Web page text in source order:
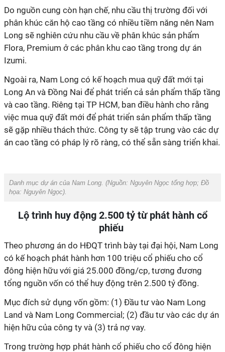
Do nguồn cung còn hạn chế, nhu cầu thị trường đối với
phân khúc căn hộ cao tầng có nhiều tiềm năng nên Nam
Long sẽ nghiên cứu nhu cầu về phân khúc sản phẩm
Flora, Premium ở các phân khu cao tầng trong dự án
Izumi.
Ngoài ra, Nam Long có kế hoạch mua quỹ đất mới tại
Long An và Đồng Nai để phát triển cả sản phẩm thấp tầng
và cao tầng. Riêng tại TP HCM, ban điều hành cho rằng
việc mua quỹ đất mới để phát triển sản phẩm thấp tầng
sẽ gặp nhiều thách thức. Công ty sẽ tập trung vào các dự
án cao tầng có pháp lý rõ ràng, có thể sẵn sàng triển khai.
Danh mục dự án của Nam Long. (Nguồn: Nguyên Ngọc tổng hợp; Đồ
họa: Nguyên Ngọc).
Lộ trình huy động 2.500 tỷ từ phát hành cổ
phiếu
Theo phương án do HĐQT trình bày tại đại hội, Nam Long
có kế hoạch phát hành hơn 100 triệu cổ phiếu cho cổ
đông hiện hữu với giá 25.000 đồng/cp, tương đương
tổng nguồn vốn có thể huy động trên 2.500 tỷ đồng.
Mục đích sử dụng vốn gồm: (1) Đầu tư vào Nam Long
Land và Nam Long Commercial; (2) đầu tư vào các dự án
hiện hữu của công ty và (3) trả nợ vay.
Trong trường hợp phát hành cổ phiếu cho cổ đông hiện